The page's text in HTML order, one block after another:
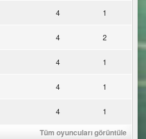
4 1
4 2
4 1
4 1
4 1
Tüm oyuncuları görüntüle